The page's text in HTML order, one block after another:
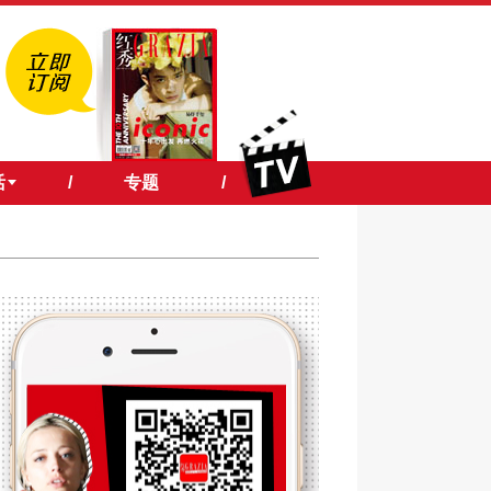
/ 专题 /